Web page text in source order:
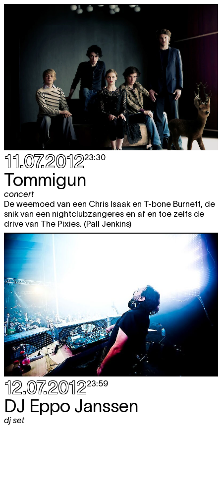
11.07.201223:30
Tommigun
concert
De weemoed van een Chris Isaak en T-bone Burnett, de
snik van een nightclubzangeres en af en toe zelfs de
drive van The Pixies. (Pall Jenkins)
12.07.201223:59
DJ Eppo Janssen
dj set